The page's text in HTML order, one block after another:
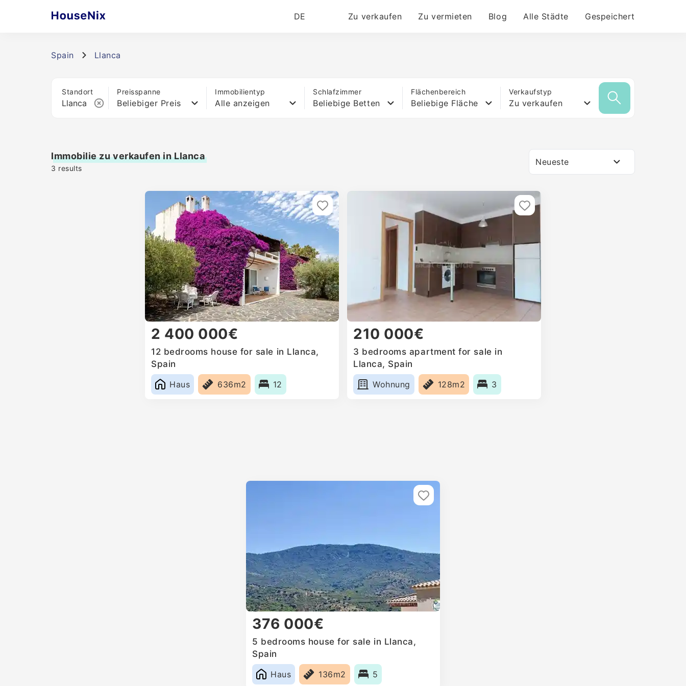
DE Zu verkaufen Zu vermieten Blog Alle Städte Gespeichert
Spain Llanca
Standort Preisspanne
Beliebiger Preis
Immobilientyp
Alle anzeigen
Schlafzimmer
Beliebige Betten
Flächenbereich
Beliebige Fläche
Verkaufstyp
Zu verkaufen
Immobilie zu verkaufen in Llanca
3 results
Neueste
2 400 000€
12 bedrooms house for sale in Llanca,
Spain
Haus
636m2 12
210 000€
3 bedrooms apartment for sale in
Llanca, Spain
Wohnung
128m2 3
376 000€
5 bedrooms house for sale in Llanca,
Spain
Haus
136m2 5